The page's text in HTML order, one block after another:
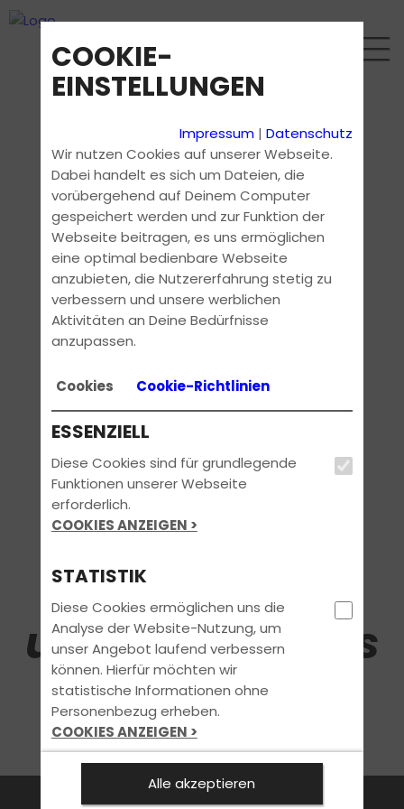
Nicht bei uns!
Schau Dir
unsere Specials
an...
FAHRSCHULE FüHRERSCHEIN AKTUELLES
COOKIE-
EINSTELLUNGEN
Impressum |Datenschutz
Wir nutzen Cookies auf unserer Webseite.
Dabei handelt es sich um Dateien, die
vorübergehend auf Deinem Computer
gespeichert werden und zur Funktion der
Webseite beitragen, es uns ermöglichen
eine optimal bedienbare Webseite
anzubieten, die Nutzererfahrung stetig zu
verbessern und unsere werblichen
Aktivitäten an Deine Bedürfnisse
anzupassen.
Cookies Cookie-Richtlinien
ESSENZIELL
Diese Cookies sind für grundlegende
Funktionen unserer Webseite
erforderlich.
COOKIES ANZEIGEN >
STATISTIK
Diese Cookies ermöglichen uns die
Analyse der Website-Nutzung, um
unser Angebot laufend verbessern
können. Hierfür möchten wir
statistische Informationen ohne
Personenbezug erheben.
COOKIES ANZEIGEN >
MARKETINGAlle akzeptieren